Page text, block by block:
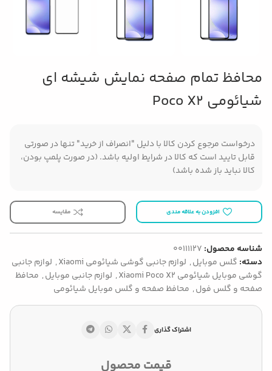
محافظ تمام صفحه نمایش شیشه ای
شیائومی Poco X2
درخواست مرجوع کردن کالا با دلیل "انصراف از خرید" تنها در صورتی
قابل تایید است که کالا در شرایط اولیه باشد. (در صورت پلمپ بودن،
کالا نباید باز شده باشد)
افزودن به علاقه مندی مقایسه
شناسه محصول: 00111127
دسته: گلس موبایل, لوازم جانبی گوشی شیائومی Xiaomi , لوازم جانبی
گوشی موبایل شیائومی Xiaomi Poco X2
, لوازم جانبی موبایل, محافظ
صفحه و گلس فول, محافظ صفحه و گلس موبایل شیائومی
اشتراک گذاری
قیمت محصول